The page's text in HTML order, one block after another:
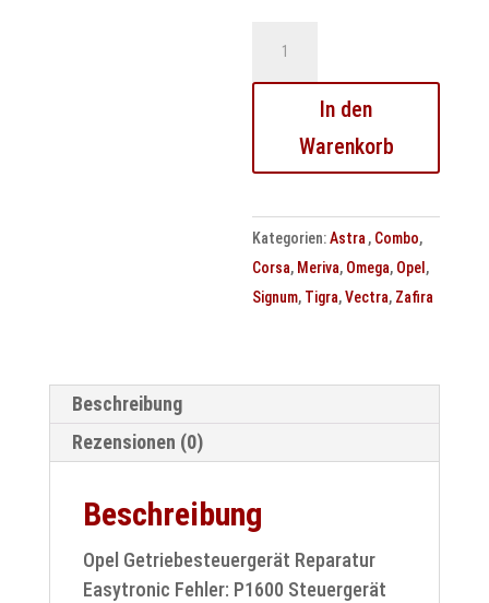
Easytronic
Fehler:
Steuergerät
defekt
Menge
In den
Warenkorb
Kategorien:Astra , Combo,
Corsa, Meriva, Omega, Opel ,
Signum, Tigra,Vectra, Zafira
Beschreibung
Rezensionen (0)
Beschreibung
Opel Getriebesteuergerät Reparatur
Easytronic Fehler: P1600 Steuergerät